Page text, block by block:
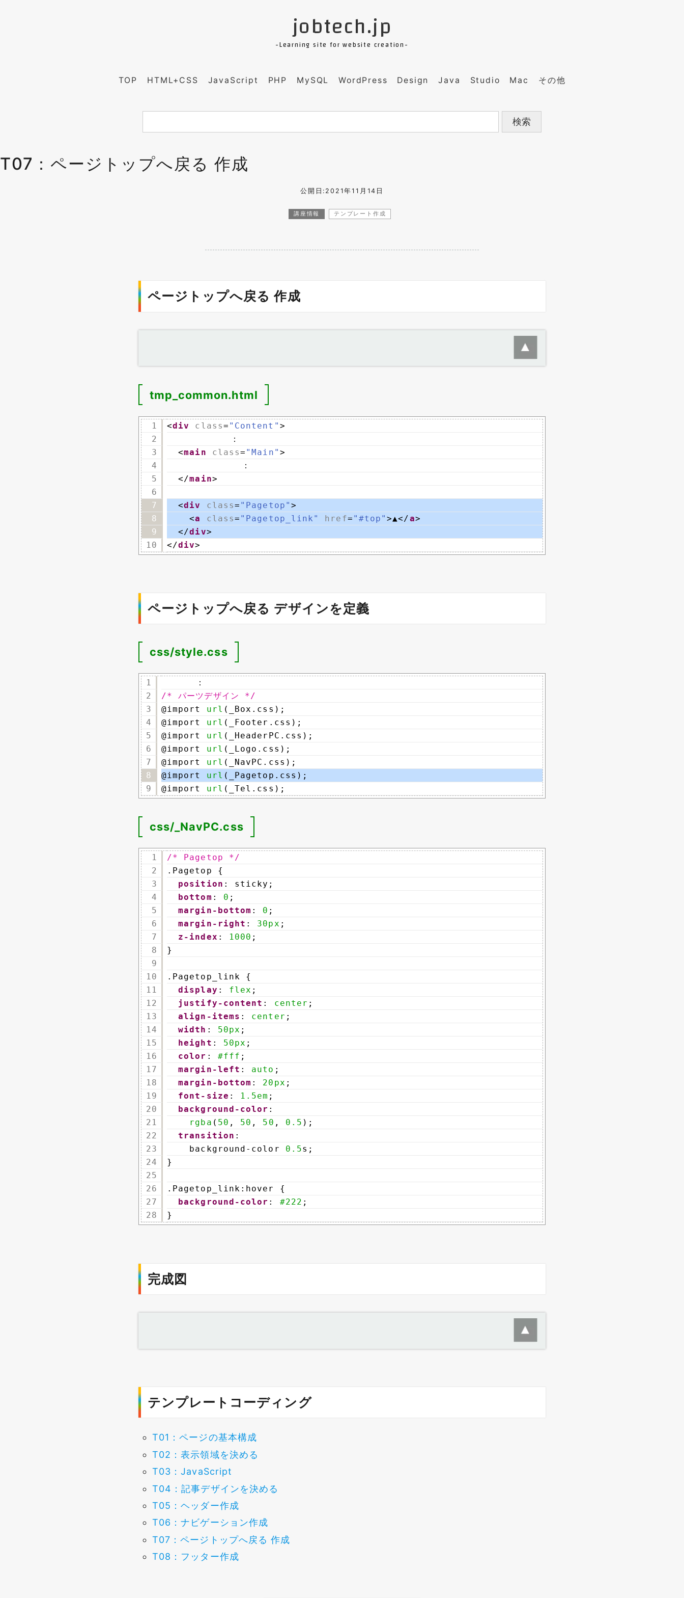
jobtech.jp
-Learning site for website creation-
TOP HTML+CSS JavaScript PHP MySQL WordPress Design Java Studio Mac その他
T07：ページトップへ戻る 作成
公開日:2021年11月14日
講座情報 テンプレート作成
ページトップへ戻る 作成
tmp_common.html
1
2
3
4
5
6
7
8
9
10
<div class= "Content" >
：
<main class= "Main" >
：
</main>
<div class= "Pagetop" >
<a class= "Pagetop_link" href= "#top">▲</a>
</div>
</div>
ページトップへ戻る デザインを定義
css/style.css
1
2
3
4
5
6
7
8
9
：
/* パーツデザイン */
@import url (_Box.css);
@import url (_Footer.css);
@import url (_HeaderPC.css);
@import url (_Logo.css);
@import url (_NavPC.css);
@import url (_Pagetop.css);
@import url (_Tel.css);
css/_NavPC.css
1
2
3
4
5
6
7
8
9
10
11
12
13
14
15
16
17
18
19
20
21
22
23
24
25
26
27
28
/* Pagetop */
.Pagetop {
position : sticky;
bottom : 0 ;
margin-bottom : 0 ;
margin-right : 30px ;
z-index : 1000 ;
}
.Pagetop_link {
display : flex ;
justify-content : center ;
align-items : center ;
width : 50px ;
height : 50px ;
color : #fff ;
margin-left : auto ;
margin-bottom : 20px ;
font-size : 1.5em ;
background-color :
rgba ( 50 , 50 , 50 , 0.5 );
transition :
background-color 0.5s;
}
.Pagetop_link:hover {
background-color : #222 ;
}
完成図
テンプレートコーディング
T01：ページの基本構成
T02：表示領域を決める
T03：JavaScript
T04：記事デザインを決める
T05：ヘッダー作成
T06：ナビゲーション作成
T07：ページトップへ戻る 作成
T08：フッター作成